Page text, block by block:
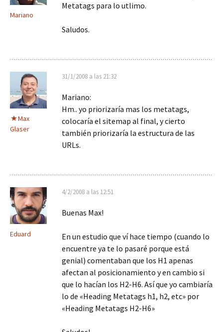
Mariano
Metatags para lo utlimo.
Saludos.
Max
Glaser
31/1/2008 a las 21:32
Mariano:
Hm.. yo priorizaría mas los metatags,
colocaría el sitemap al final, y cierto
también priorizaría la estructura de las
URLs.
Eduard
4/2/2008 a las 12:51
Buenas Max!
En un estudio que ví hace tiempo (cuando lo
encuentre ya te lo pasaré porque está
genial) comentaban que los H1 apenas
afectan al posicionamiento y en cambio si
que lo hacían los H2-H6. Así que yo cambiaría
lo de «Heading Metatags h1, h2, etc» por
«Heading Metatags H2-H6»